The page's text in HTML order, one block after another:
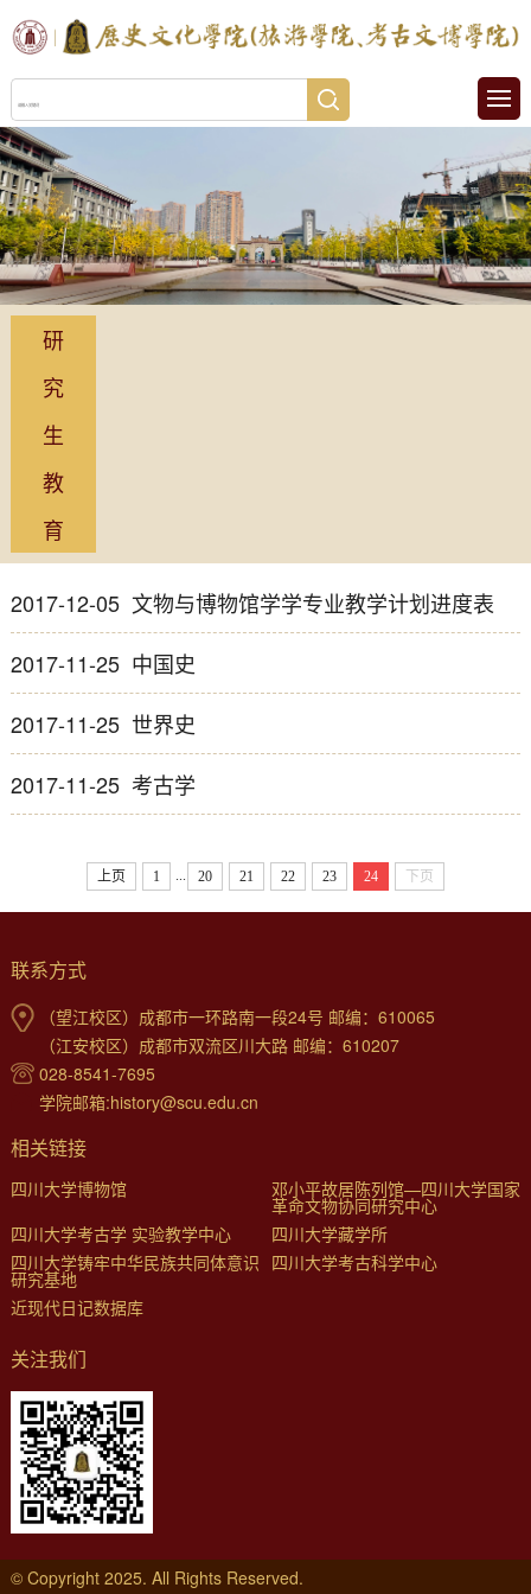
研
究
生
教
育
2017-12-05 文物与博物馆学学专业教学计划进度表
2017-11-25 中国史
2017-11-25 世界史
2017-11-25 考古学
上页 1 20 21 22 23 24 下页
联系方式
（望江校区）成都市一环路南一段24号 邮编：610065
（江安校区）成都市双流区川大路 邮编：610207
028-8541-7695
学院邮箱:history@scu.edu.cn
相关链接
四川大学博物馆 邓小平故居陈列馆—四川大学国家
革命文物协同研究中心
四川大学考古学 实验教学中心
四川大学藏学所
四川大学铸牢中华民族共同体意识
研究基地
四川大学考古科学中心
近现代日记数据库
关注我们
© Copyright 2025. All Rights Reserved.